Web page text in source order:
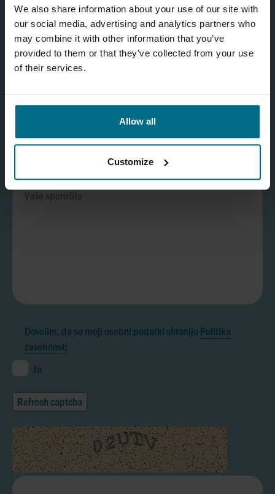
We also share information about your use of our site with
our social media, advertising and analytics partners who
may combine it with other information that you’ve
provided to them or that they’ve collected from your use
of their services.
Allow all
Customize
Dovolim, da se moji osebni podatki shranijo Politika
zasebnosti
Ja
Refresh captcha